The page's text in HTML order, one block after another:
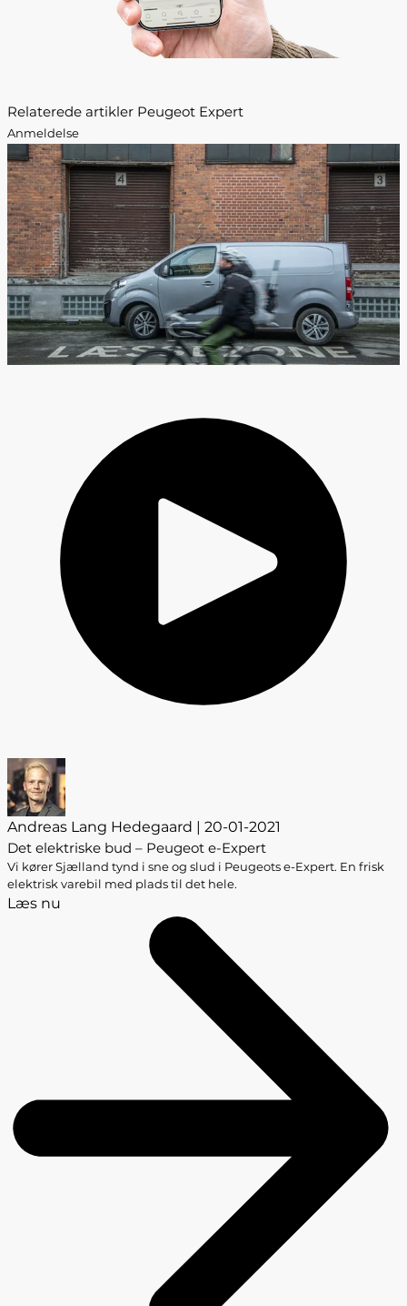
Relaterede artikler Peugeot Expert
Anmeldelse
Andreas Lang Hedegaard | 20-01-2021
Det elektriske bud – Peugeot e-Expert
Vi kører Sjælland tynd i sne og slud i Peugeots e-Expert. En frisk
elektrisk varebil med plads til det hele.
Læs nu